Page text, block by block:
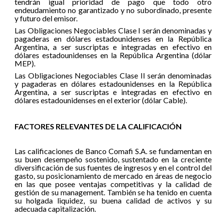
endeudamiento no garantizado y no subordinado, presente
y futuro del emisor.
Las Obligaciones Negociables Clase I serán denominadas y
pagaderas en dólares estadounidenses en la República
Argentina, a ser suscriptas e integradas en efectivo en
dólares estadounidenses en la República Argentina (dólar
MEP).
Las Obligaciones Negociables Clase II serán denominadas
y pagaderas en dólares estadounidenses en la República
Argentina, a ser suscriptas e integradas en efectivo en
dólares estadounidenses en el exterior (dólar Cable).
FACTORES RELEVANTES DE LA CALIFICACIÓN
Las calificaciones de Banco Comafi S.A. se fundamentan en
su buen desempeño sostenido, sustentado en la creciente
diversificación de sus fuentes de ingresos y en el control del
gasto, su posicionamiento de mercado en áreas de negocio
en las que posee ventajas competitivas y la calidad de
gestión de su management. También se ha tenido en cuenta
su holgada liquidez, su buena calidad de activos y su
adecuada capitalización.